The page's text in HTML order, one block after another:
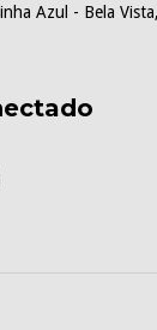
Azul - Bela